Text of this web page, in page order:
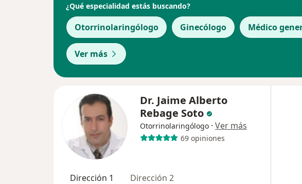
¿Qué especialidad estás buscando?
Otorrinolaringólogo Ginecólogo Médico
Ver más
Dr. Jaime Alberto
Rebage Soto
Otorrinolaringólogo · Ver más
69 opiniones
Dirección 1 Dirección 2